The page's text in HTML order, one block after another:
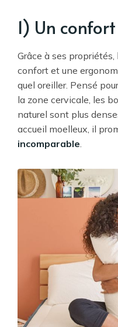
1) Un
Grâce à ses
confort et une
quel oreiller. Pensé
la zone cervicale, les
naturel sont plus
accueil moelleux, il
incomparable.